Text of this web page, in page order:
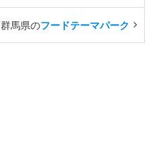
群馬県のフードテーマパーク